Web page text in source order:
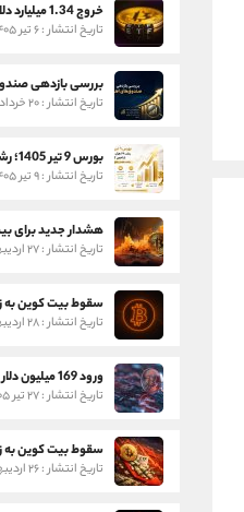
خروج 1.34 میلیارد دلار از ETF های بیت کوین در یک هفته
تاریخ انتشار : ۶ تیر ۱۴۰۵
بررسی بازدهی
تاریخ انتشار : ۲۰ خرداد ۱۴۰۵
تاریخ انتشار : ۹ تیر ۱۴۰۵
هشدار جدید برای
تاریخ انتشار : ۲۷ اردیبهشت ۱۴۰۵
سقوط بیت کوین به زیر 77
تاریخ انتشار : ۲۸ اردیبهشت ۱۴۰۵
تاریخ انتشار : ۲۷ تیر ۱۴۰۵
سقوط بیت کوین به زیر 78
تاریخ انتشار : ۲۶ اردیبهشت ۱۴۰۵